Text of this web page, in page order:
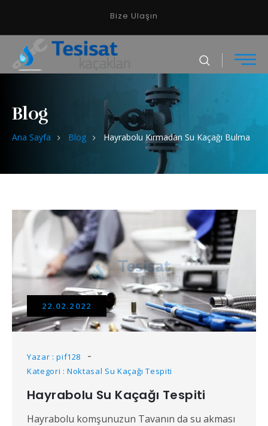
Bize Ulaşın
Blog
Ana Sayfa Blog Hayrabolu Kırmadan Su Kaçağı Bulma
22.02.2022
Yazar : pif128
Kategori : Noktasal Su Kaçağı Tespiti
Hayrabolu Su Kaçağı Tespiti
Hayrabolu komşunuzun Tavanın da su akması